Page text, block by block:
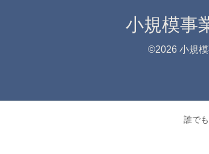
小規模事
©2026 小規
誰で